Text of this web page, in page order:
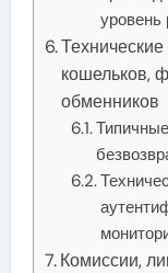
уровень
кошельков,
обменников
Комиссии,